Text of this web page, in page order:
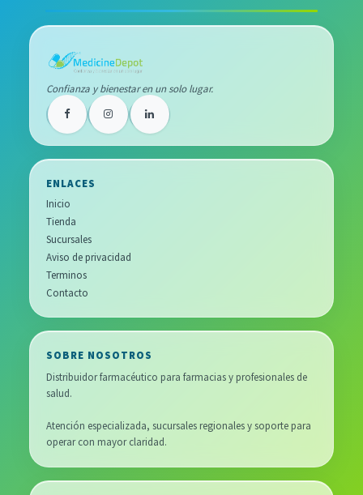
Confianza y bienestar en un solo lugar.
ENLACES
Inicio
Tienda
Sucursales
Aviso de privacidad
Terminos
Contacto
SOBRE NOSOTROS
Distribuidor farmacéutico para farmacias y profesionales de
salud.
Atención especializada, sucursales regionales y soporte para
operar con mayor claridad.